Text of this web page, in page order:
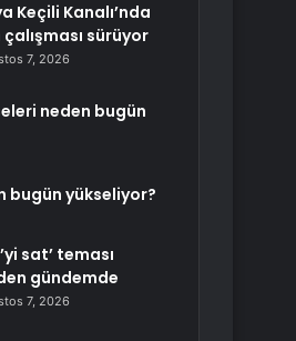
Keçili Kanalı’nda
çalışması sürüyor
7, 2026
neden bugün
bugün yükseliyor?
sat’ teması
gündemde
7, 2026